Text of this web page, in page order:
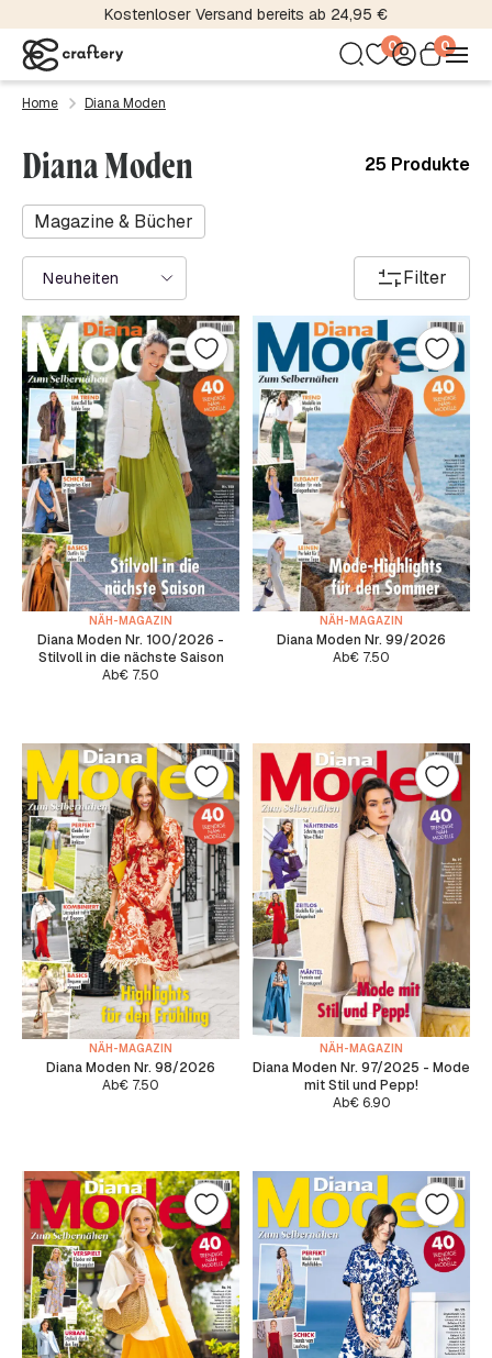
Kostenloser Versand bereits ab 24,95 €
0 0
Home Diana Moden
Diana Moden 25 Produkte
Magazine & Bücher
Neuheiten Filter
NÄH-MAGAZIN
Diana Moden Nr. 100/2026 -
Stilvoll in die nächste Saison
Ab€ 7.50
NÄH-MAGAZIN
Diana Moden Nr. 99/2026
Ab€ 7.50
NÄH-MAGAZIN
Diana Moden Nr. 98/2026
Ab€ 7.50
NÄH-MAGAZIN
Diana Moden Nr. 97/2025 - Mode
mit Stil und Pepp!
Ab€6.90